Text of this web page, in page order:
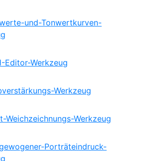
und-Tonwertkurven-
Editor-Werkzeug
Werkzeug
Weichzeichnungs-Werkzeug
Porträteindruck-